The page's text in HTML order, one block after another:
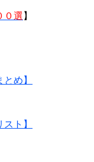
０選 】
め】
ト】